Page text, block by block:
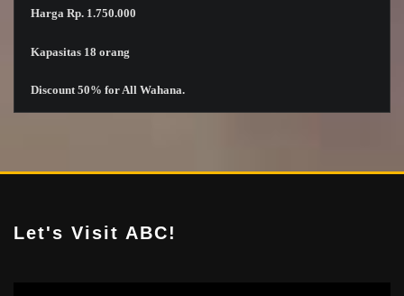
Harga Rp. 1.750.000
Kapasitas18 orang
Discount 50% for All Wahana.
Let's Visit ABC!